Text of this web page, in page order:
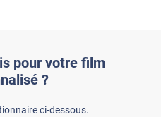
pour votre film
?
ci-dessous.